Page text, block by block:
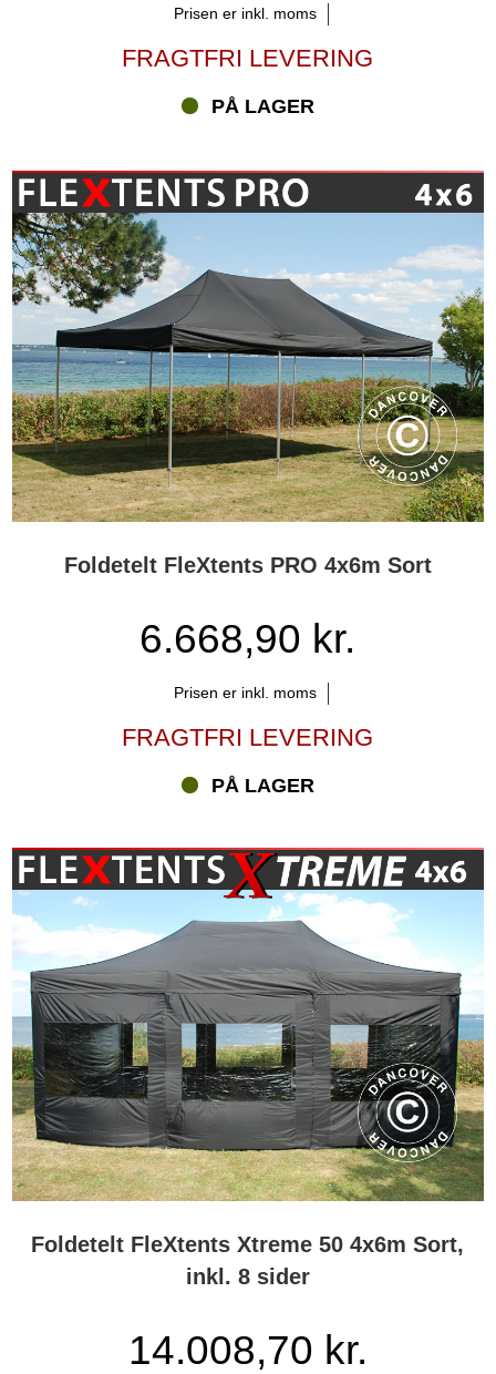
Prisen er inkl. moms
FRAGTFRI LEVERING
PÅ LAGER
Foldetelt FleXtents PRO 4x6m Sort
6.668,90 kr.
Prisen er inkl. moms
FRAGTFRI LEVERING
PÅ LAGER
Foldetelt FleXtents Xtreme 50 4x6m Sort,
inkl. 8 sider
14.008,70 kr.